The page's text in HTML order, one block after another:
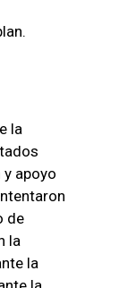
la
apoyo
de
la
la